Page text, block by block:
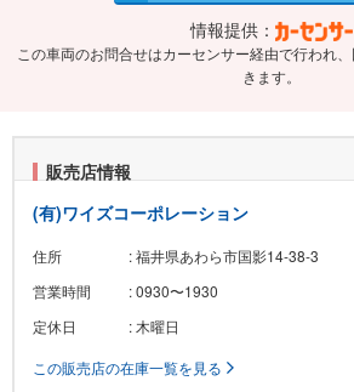
情報提供：
この車両のお問合せはカーセンサー経由で行われ
きます。
販売店情報
(有)ワイズコーポレーション
住所
: 福井県あわら市国影14-38-3
営業時間
: 0930〜1930
定休日
: 木曜日
この販売店の在庫一覧を見る